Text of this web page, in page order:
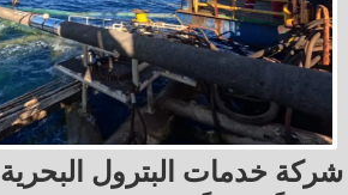
شركة خدمات البترول